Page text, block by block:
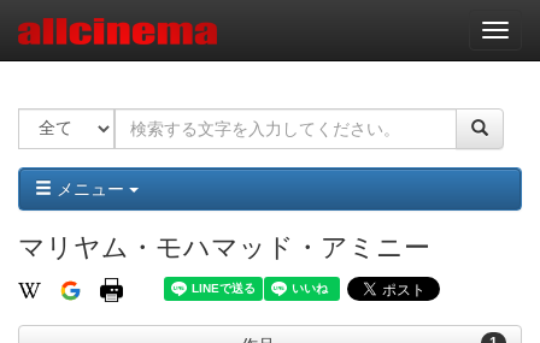
ナ
ビ
ー
ョ
ン
メニュー
マリヤム・モハマッド・アミニー